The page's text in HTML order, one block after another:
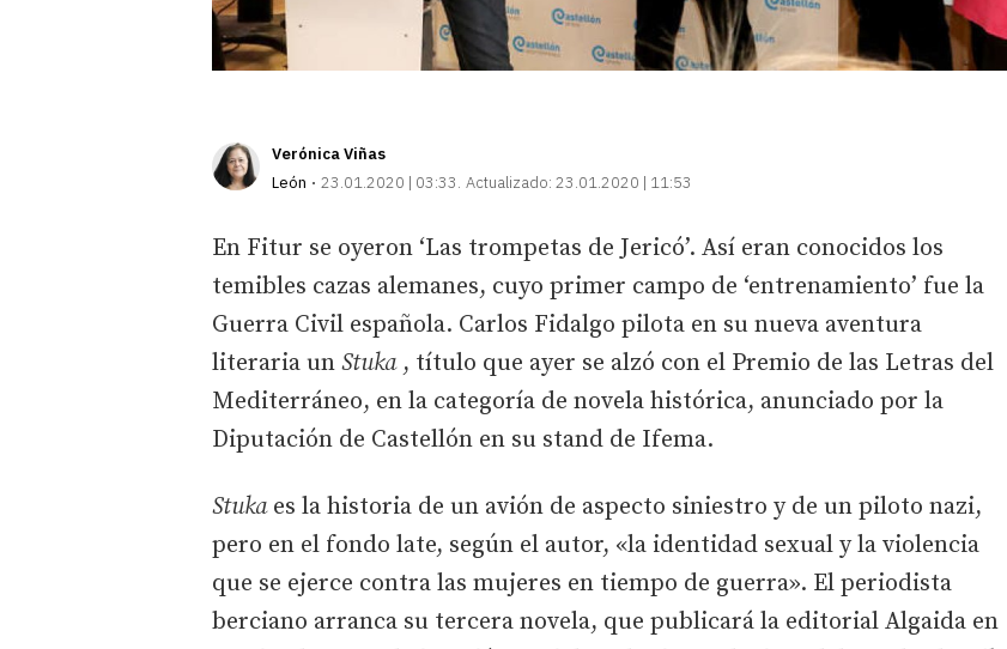
Verónica Viñas
León
23.01.2020 | 03:33 Actualizado: 23.01.2020 | 11:53
En Fitur se oyeron ‘Las trompetas de Jericó’. Así eran conocidos los
temibles cazas alemanes, cuyo primer campo de ‘entrenamiento’ fue la
Guerra Civil española. Carlos Fidalgo pilota en su nueva aventura
literaria un Stuka, título que ayer se alzó con el Premio de las Letras del
Mediterráneo, en la categoría de novela histórica, anunciado por la
Diputación de Castellón en su stand de Ifema.
Stukaes la historia de un avión de aspecto siniestro y de un piloto nazi,
pero en el fondo late, según el autor, «la identidad sexual y la violencia
que se ejerce contra las mujeres en tiempo de guerra». El periodista
berciano arranca su tercera novela, que publicará la editorial Algaida en